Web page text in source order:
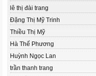
lê thị đài trang
Đặng Thị Mỹ Trinh
Thiều Thị Mỹ
Hà Thế Phương
Huỳnh Ngọc Lan
trần thanh trang